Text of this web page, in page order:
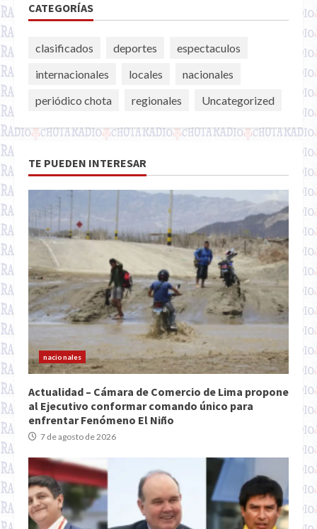
CATEGORÍAS
clasificados deportes
espectaculos
internacionales
locales
nacionales
periódico chota
regionales Uncategorized
TE PUEDEN INTERESAR
nacionales
Actualidad – Cámara de Comercio de Lima propone
al Ejecutivo conformar comando único para
enfrentar Fenómeno El Niño
7 de agosto de 2026